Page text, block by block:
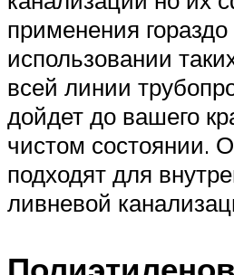
применения
использовании
всей линии
дойдет до вашего
чистом состоянии.
подходят для
ливневой